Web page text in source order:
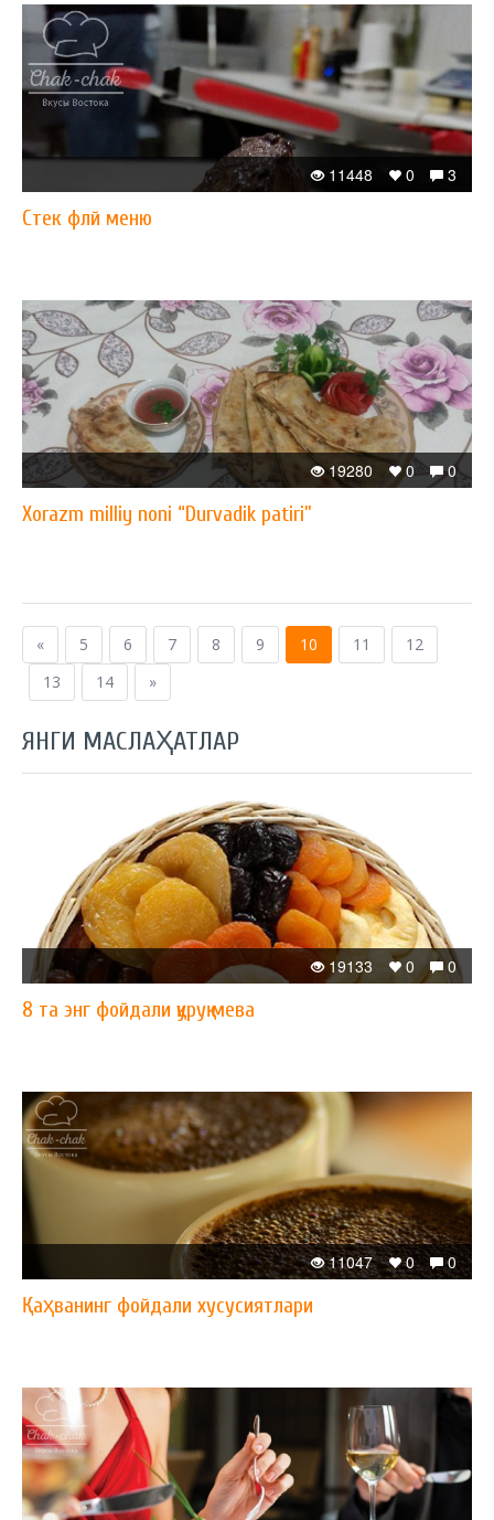
3
0
11448
Стек флй меню
0
0
19280
Xorazm milliy noni “Durvadik patiri”
« 5 6 7 8 9 10 11
12
13
14 »
ЯНГИ МАСЛАҲАТЛАР
0
0
19133
8 та энг фойдали қуруқ мева
0
0
11047
Қаҳванинг фойдали хусусиятлари